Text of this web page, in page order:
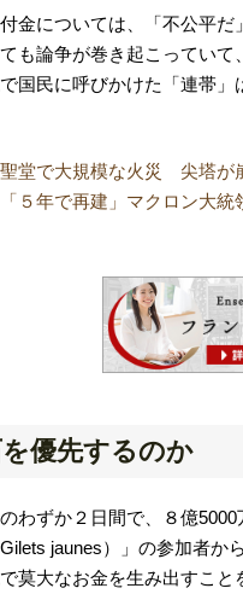
金については、「不公平
も論争が巻き起こってい
国民に呼びかけた「連帯」
堂で大規模な火災 尖塔
５年で再建」マクロン大
優先するのか
わずか２日間で、８億
Gilets jaunes）」の参加者
莫大なお金を生み出すこ